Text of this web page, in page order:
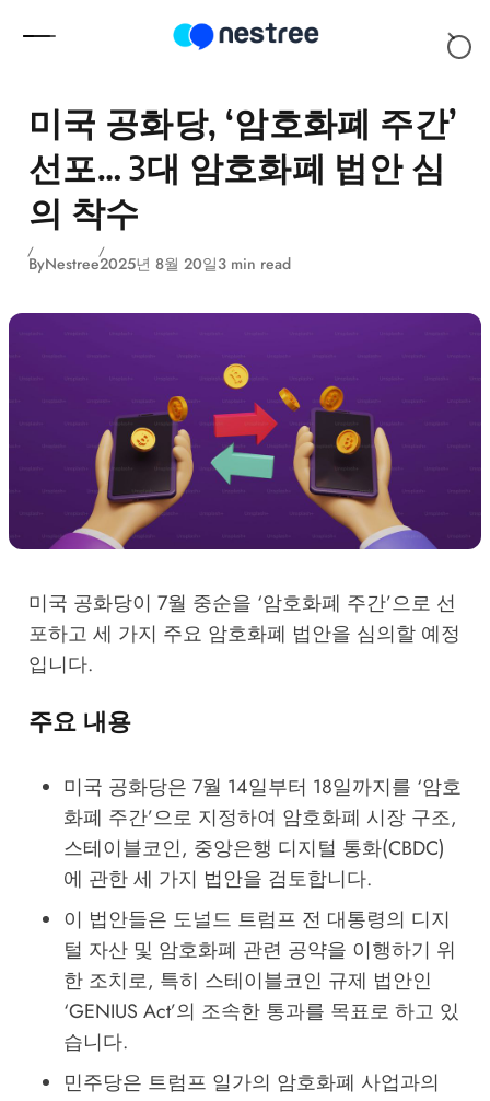
미국 공화당, ‘암호화폐 주간’
선포… 3대 암호화폐 법안 심
의 착수
ByNestree2025년 8월 20일3 min read
미국 공화당이 7월 중순을 ‘암호화폐 주간’으로 선
포하고 세 가지 주요 암호화폐 법안을 심의할 예정
입니다.
주요 내용
미국 공화당은 7월 14일부터 18일까지를 ‘암호
화폐 주간’으로 지정하여 암호화폐 시장 구조,
스테이블코인, 중앙은행 디지털 통화(CBDC)
에 관한 세 가지 법안을 검토합니다.
이 법안들은 도널드 트럼프 전 대통령의 디지
털 자산 및 암호화폐 관련 공약을 이행하기 위
한 조치로, 특히 스테이블코인 규제 법안인
‘GENIUS Act’의 조속한 통과를 목표로 하고 있
습니다.
민주당은 트럼프 일가의 암호화폐 사업과의